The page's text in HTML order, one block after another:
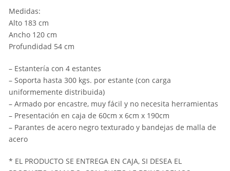
Medidas:
Alto 183 cm
Ancho 120 cm
Profundidad 54 cm
– Estantería con 4 estantes
– Soporta hasta 300 kgs. por estante (con carga
uniformemente distribuida)
– Armado por encastre, muy fácil y no necesita herramientas
– Presentación en caja de 60cm x 6cm x 190cm
– Parantes de acero negro texturado y bandejas de malla de
acero
* EL PRODUCTO SE ENTREGA EN CAJA, SI DESEA EL